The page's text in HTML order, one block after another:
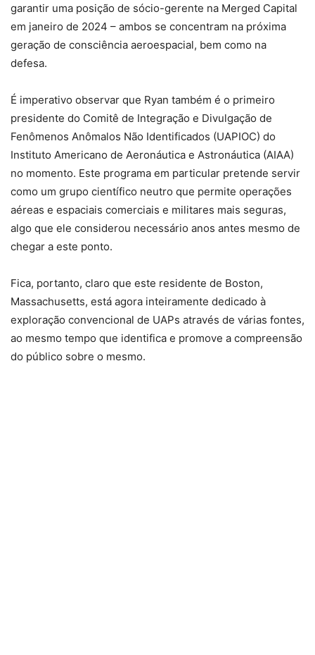
garantir uma posição de sócio-gerente na Merged Capital
em janeiro de 2024 – ambos se concentram na próxima
geração de consciência aeroespacial, bem como na
defesa.
É imperativo observar que Ryan também é o primeiro
presidente do Comitê de Integração e Divulgação de
Fenômenos Anômalos Não Identificados (UAPIOC) do
Instituto Americano de Aeronáutica e Astronáutica (AIAA)
no momento. Este programa em particular pretende servir
como um grupo científico neutro que permite operações
aéreas e espaciais comerciais e militares mais seguras,
algo que ele considerou necessário anos antes mesmo de
chegar a este ponto.
Fica, portanto, claro que este residente de Boston,
Massachusetts, está agora inteiramente dedicado à
exploração convencional de UAPs através de várias fontes,
ao mesmo tempo que identifica e promove a compreensão
do público sobre o mesmo.